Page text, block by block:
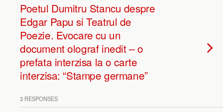
Poetul Dumitru Stancu despre
Edgar Papu si Teatrul de
Poezie. Evocare cu un
document olograf inedit – o
prefata interzisa la o carte
interzisa: “Stampe germane”
3 RESPONSES